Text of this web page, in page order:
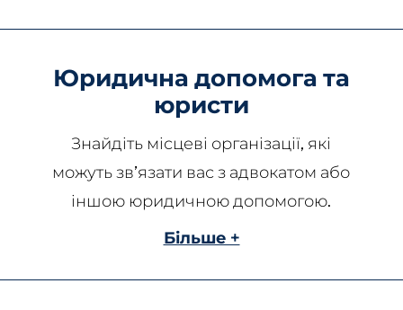
Юридична допомога та
юристи
Знайдіть місцеві організації, які
можуть зв’язати вас з адвокатом або
іншою юридичною допомогою.
Більше +